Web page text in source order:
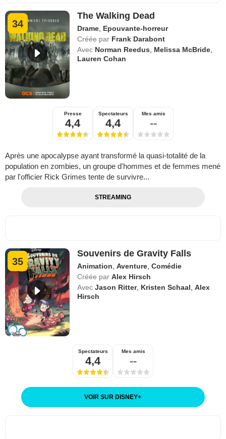
34
The Walking Dead
Drame Epouvante-horreur
Créée par Frank Darabont
Avec Norman Reedus Melissa McBride
Lauren Cohan
Presse
4,4
Spectateurs
4,4
Mes amis
--
Après une apocalypse ayant transformé la quasi-totalité de la
population en zombies, un groupe d'hommes et de femmes mené
par l'officier Rick Grimes tente de survivre...
STREAMING
35
Souvenirs de Gravity Falls
Animation ,Aventure ,Comédie
Créée par Alex Hirsch
Avec Jason Ritter, Kristen Schaal ,Alex
Hirsch
Spectateurs
4,4
Mes amis
--
VOIR SUR DISNEY+